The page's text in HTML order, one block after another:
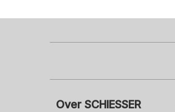
Over SCHIESSER